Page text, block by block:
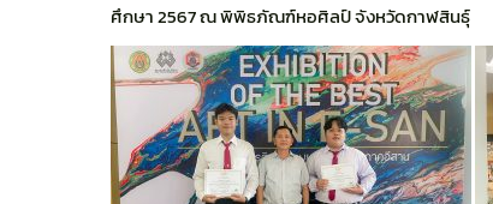
ศึกษา 2567 ณ พิพิธภัณฑ์หอศิลป์ จังหวัดกาฬสินธุ์